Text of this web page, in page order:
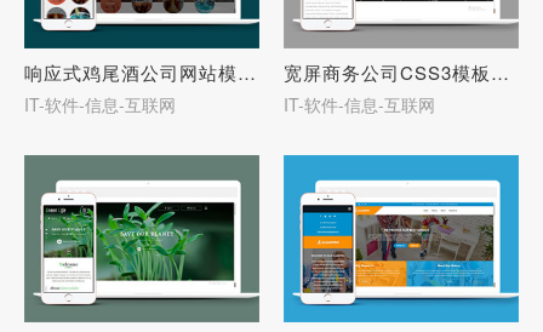
响应式鸡尾酒公司网站模板-27739
IT-软件-信息-互联网
宽屏商务公司CSS3模板下载-27738
IT-软件-信息-互联网